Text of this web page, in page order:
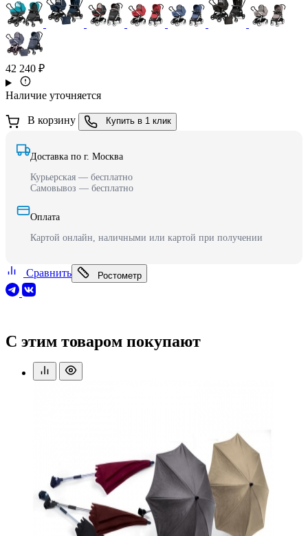
42 240 ₽
Наличие уточняется
В корзину Купить в 1 клик
Доставка по г. Москва
Курьерская — бесплатно
Самовывоз — бесплатно
Оплата
Картой онлайн, наличными или картой при получении
Сравнить Ростометр
С этим товаром покупают